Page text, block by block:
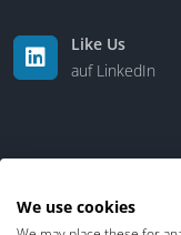
Like Us
auf LinkedIn
We use cookies